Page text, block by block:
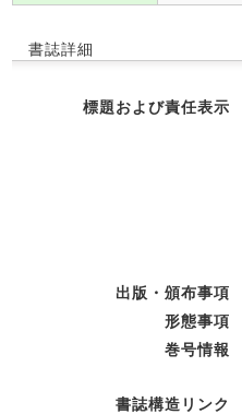
書誌詳細
標題および責任表示
出版・頒布事項
形態事項
巻号情報
書誌構造リンク